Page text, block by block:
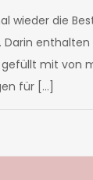
wieder die
enthalten
mit von
für […]